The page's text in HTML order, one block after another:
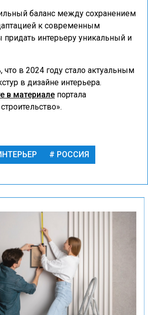
баланс между сохранением
к современным
придать интерьеру уникальный и
что в 2024 году стало актуальным
в дизайне интерьера.
в материале портала
РОССИЯ